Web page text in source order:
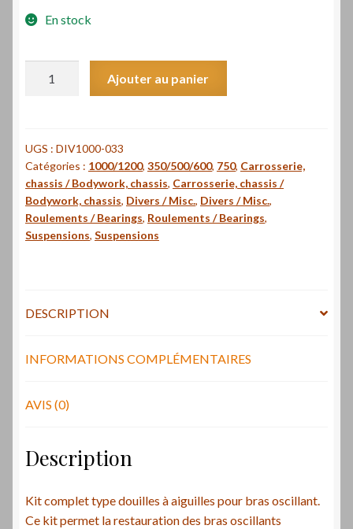
En stock
à
aiguilles
pour
bras
oscillant
Ajouter au panier
UGS : DIV1000-033
Catégories : 1000/1200, 350/500/600, 750, Carrosserie,
chassis / Bodywork, chassis, Carrosserie, chassis /
Bodywork, chassis, Divers / Misc., Divers / Misc.,
Roulements / Bearings, Roulements / Bearings,
Suspensions, Suspensions
DESCRIPTION
INFORMATIONS COMPLÉMENTAIRES
AVIS (0)
Description
Kit complet type douilles à aiguilles pour bras oscillant.
Ce kit permet la restauration des bras oscillants